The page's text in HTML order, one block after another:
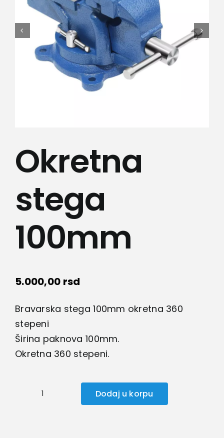
Kamere
Medicinska oprema
Okretna
stega
100mm
5.000,00 rsd
Bravarska stega 100mm okretna 360
stepeni
Širina paknova 100mm.
Okretna 360 stepeni.
Okretna
Dodaj u korpu